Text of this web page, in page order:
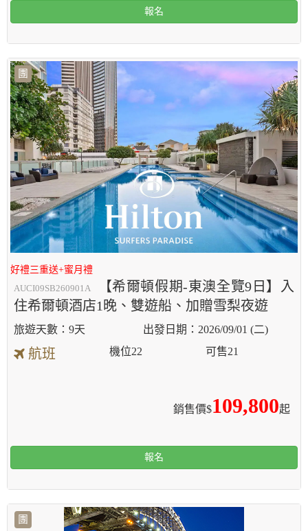
報名
團
好禮三重送+蜜月禮
AUCI09SB260901A
【希爾頓假期-東澳全覽9日】入
住希爾頓酒店1晚、雙遊船、加贈雪梨夜遊
9天 2026/09/01 (二)
航班
銷售價$109,800起
機位22 可售21
報名
團